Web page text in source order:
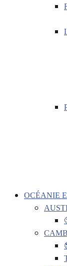
OCÉANIE